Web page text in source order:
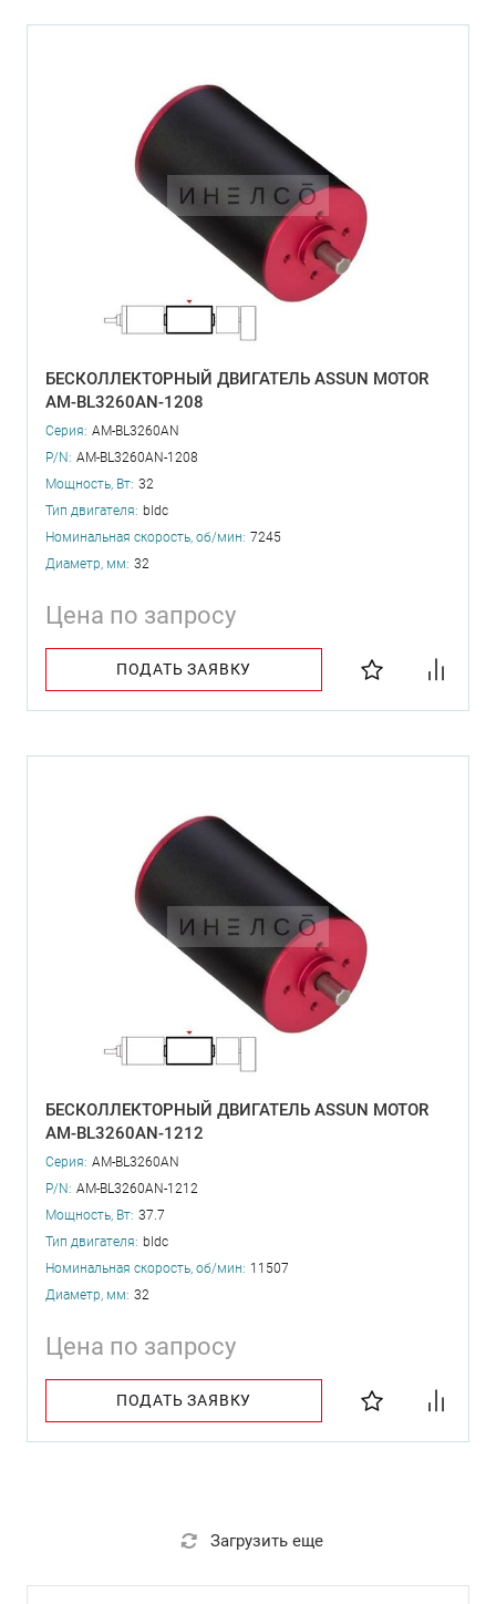
БЕСКОЛЛЕКТОРНЫЙ ДВИГАТЕЛЬ ASSUN MOTOR
AM-BL3260AN-1208
Серия: AM-BL3260AN
P/N: AM-BL3260AN-1208
Мощность, Вт: 32
Тип двигателя: bldc
Номинальная скорость, об/мин: 7245
Диаметр, мм: 32
Цена по запросу
ПОДАТЬ ЗАЯВКУ
БЕСКОЛЛЕКТОРНЫЙ ДВИГАТЕЛЬ ASSUN MOTOR
AM-BL3260AN-1212
Серия: AM-BL3260AN
P/N: AM-BL3260AN-1212
Мощность, Вт: 37.7
Тип двигателя: bldc
Номинальная скорость, об/мин: 11507
Диаметр, мм: 32
Цена по запросу
ПОДАТЬ ЗАЯВКУ
Загрузить еще